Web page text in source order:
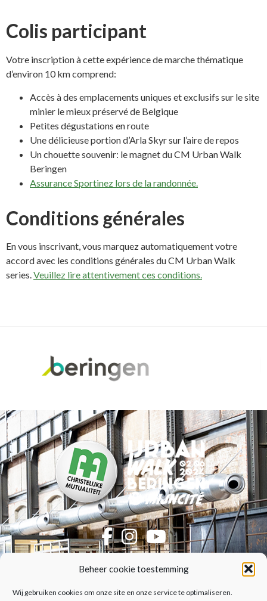
Beheer cookie toestemming
Wij gebruiken cookies om onze site en onze service te optimaliseren.
Colis participant
Votre inscription à cette expérience de marche thématique
d’environ 10 km comprend:
Accès à des emplacements uniques et exclusifs sur le site
minier le mieux préservé de Belgique
Petites dégustations en route
Une délicieuse portion d’Arla Skyr sur l’aire de repos
Un chouette souvenir: le magnet du CM Urban Walk
Beringen
Assurance Sportinez lors de la randonnée.
Conditions générales
En vous inscrivant, vous marquez automatiquement votre
accord avec les conditions générales du CM Urban Walk
series. Veuillez lire attentivement ces conditions.
CM Urban Walk Beringen
Inscriptions
Policy